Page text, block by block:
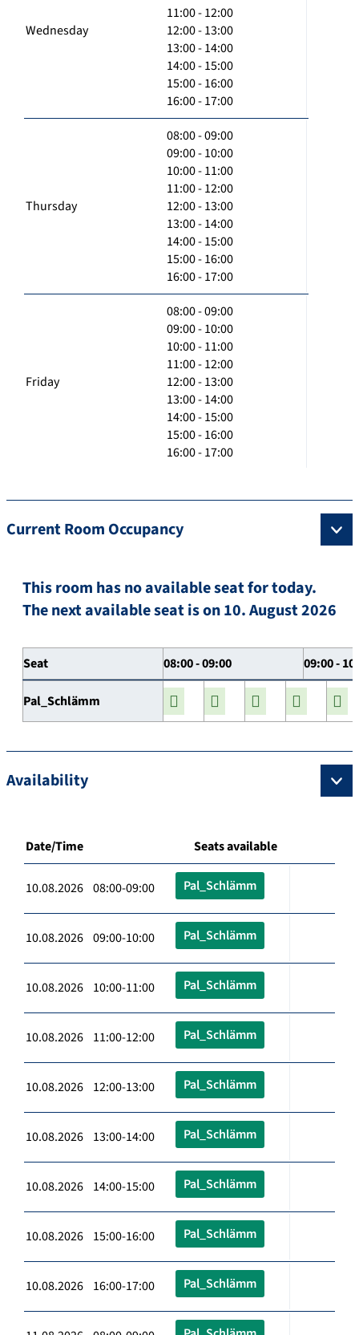
Wednesday
11:00 - 12:00
12:00 - 13:00
13:00 - 14:00
14:00 - 15:00
15:00 - 16:00
16:00 - 17:00
Thursday
08:00 - 09:00
09:00 - 10:00
10:00 - 11:00
11:00 - 12:00
12:00 - 13:00
13:00 - 14:00
14:00 - 15:00
15:00 - 16:00
16:00 - 17:00
Friday
08:00 - 09:00
09:00 - 10:00
10:00 - 11:00
11:00 - 12:00
12:00 - 13:00
13:00 - 14:00
14:00 - 15:00
15:00 - 16:00
16:00 - 17:00
Current Room Occupancy
This room has no available seat for today.
The next available seat is on 10. August 2026
Seat 08:00 - 09:00 09:00 -
Pal_Schlämm
Availability
Date/Time Seats available
10.08.2026 08:00-09:00 Pal_Schlämm
10.08.2026 09:00-10:00 Pal_Schlämm
10.08.2026 10:00-11:00 Pal_Schlämm
10.08.2026 11:00-12:00 Pal_Schlämm
10.08.2026 12:00-13:00 Pal_Schlämm
10.08.2026 13:00-14:00 Pal_Schlämm
10.08.2026 14:00-15:00 Pal_Schlämm
10.08.2026 15:00-16:00 Pal_Schlämm
10.08.2026 16:00-17:00 Pal_Schlämm